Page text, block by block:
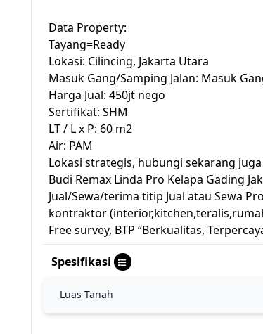
Data Property:
Tayang=Ready
Lokasi: Cilincing, Jakarta Utara
Masuk Gang/Samping Jalan: Masuk
Harga Jual: 450jt nego
Sertifikat: SHM
LT / L x P: 60 m2
Air: PAM
Lokasi strategis, hubungi sekarang
Budi Remax Linda Pro Kelapa Gading
Jual/Sewa/terima titip Jual atau Sewa
kontraktor
Free survey, BTP “Berkualitas,
Spesifikasi
Luas Tanah